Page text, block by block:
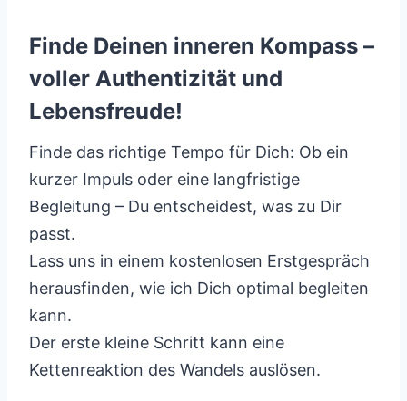
Finde Deinen inneren Kompass –
voller Authentizität und
Lebensfreude!
Finde das richtige Tempo für Dich: Ob ein
kurzer Impuls oder eine langfristige
Begleitung – Du entscheidest, was zu Dir
passt.
Lass uns in einem kostenlosen Erstgespräch
herausfinden, wie ich Dich optimal begleiten
kann.
Der erste kleine Schritt kann eine
Kettenreaktion des Wandels auslösen.